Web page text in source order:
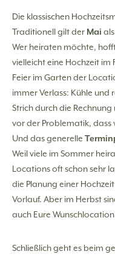
Die klassischen
Traditionell gilt der Mai als
Wer heiraten möchte,
vielleicht eine Hochzeit im
Feier im Garten der
immer Verlass: Kühle und
Strich durch die
vor der Problematik, dass
Und das generelle
Weil viele im Sommer
Locations oft schon sehr
die Planung einer
Vorlauf. Aber im Herbst
auch Eure
Schließlich geht es beim